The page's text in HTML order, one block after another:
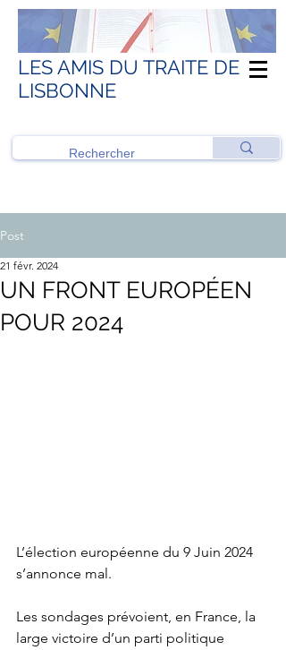
LES AMIS DU TRAITE DE
LISBONNE
Post
UN FRONT EUROPÉEN
POUR 2024
21 févr. 2024
L’élection européenne du 9 Juin 2024
s’annonce mal.
Les sondages prévoient, en France, la
large victoire d’un parti politique